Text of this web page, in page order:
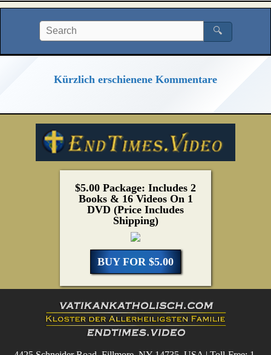
🔍
Kürzlich erschienene Kommentare
$5.00 Package: Includes 2
Books & 16 Videos On 1
DVD (Price Includes
Shipping)
BUY FOR $5.00